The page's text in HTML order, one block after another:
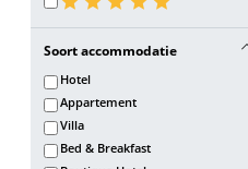
Soort accommodatie
Hotel
Appartement
Villa
Bed & Breakfast